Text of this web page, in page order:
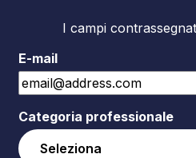
I campi
E-mail
Categoria professionale